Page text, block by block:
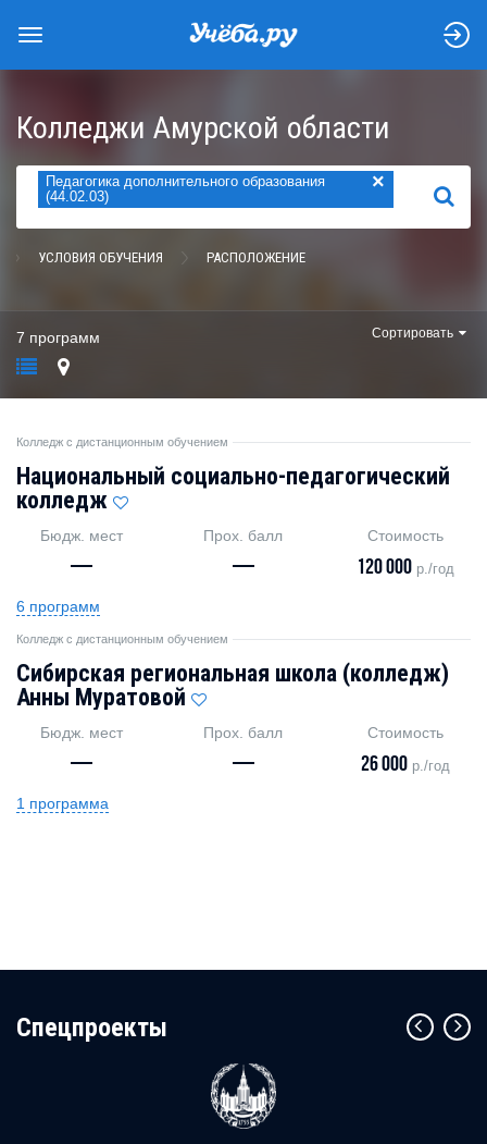
Колледжи Амурской области
Педагогика дополнительного образования
(44.02.03)
×
НАЙТИ
УСЛОВИЯ ОБУЧЕНИЯ РАСПОЛОЖЕНИЕ
7 программ Сортировать
Колледж с дистанционным обучением
Национальный социально-педагогический
колледж
Бюдж. мест
—
Прох. балл
—
Стоимость
120 000 р./год
6 программ
Колледж с дистанционным обучением
Сибирская региональная школа (колледж)
Анны Муратовой
Бюдж. мест
—
Прох. балл
—
Стоимость
26 000 р./год
1 программа
Cпецпроекты